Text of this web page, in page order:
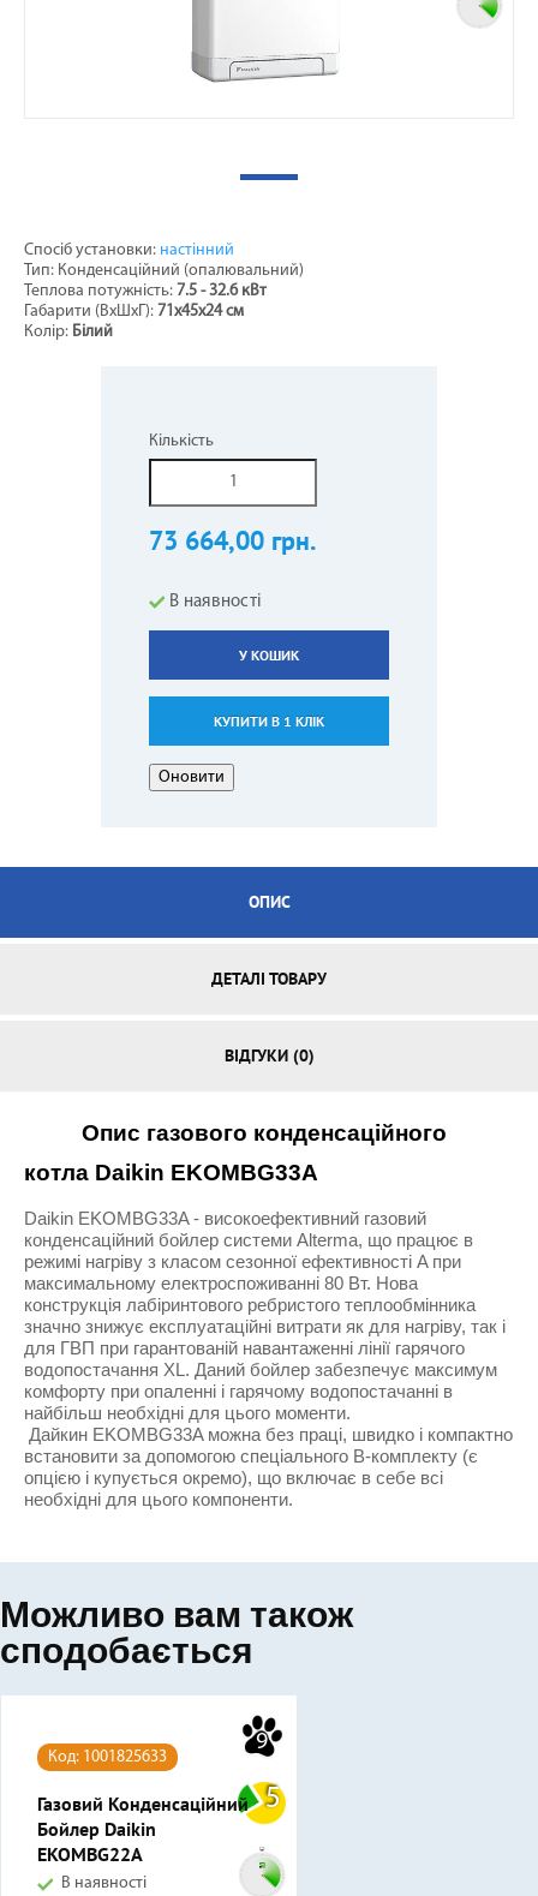
Спосіб установки: настінний
Тип: Конденсаційний (опалювальний)
Теплова потужність: 7.5 - 32.6 кВт
Габарити (ВхШхГ): 71x45x24 см
Колір: Білий
Кількість
73 664,00 грн.
В наявності
У КОШИК
КУПИТИ В 1 КЛІК
ОПИС
ДЕТАЛІ ТОВАРУ
ВІДГУКИ (0)
Опис газового конденсаційного
котла Daikin EKOMBG33A
Daikin EKOMBG33A - високоефективний газовий
конденсаційний бойлер системи Alterma, що працює в
режимі нагріву з класом сезонної ефективності A при
максимальному електроспоживанні 80 Вт. Нова
конструкція лабіринтового ребристого теплообмінника
значно знижує експлуатаційні витрати як для нагріву, так і
для ГВП при гарантованій навантаженні лінії гарячого
водопостачання XL. Даний бойлер забезпечує максимум
комфорту при опаленні і гарячому водопостачанні в
найбільш необхідні для цього моменти.
Дайкин EKOMBG33A можна без праці, швидко і компактно
встановити за допомогою спеціального B-комплекту (є
опцією і купується окремо), що включає в себе всі
необхідні для цього компоненти.
Можливо вам також
сподобається
9
5
Код: 1001825633
Газовий Конденсаційний
Бойлер Daikin
EKOMBG22A
В наявності